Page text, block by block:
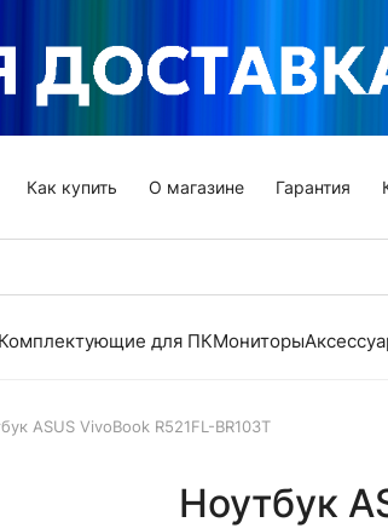
Как купить О магазине Гарантия
Комплектующие для ПКМониторы
ASUS VivoBook R521FL-BR103T
Ноутбук